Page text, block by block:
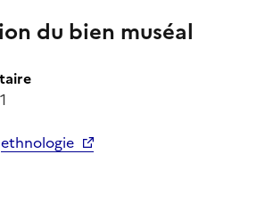
du bien muséal
ethnologie